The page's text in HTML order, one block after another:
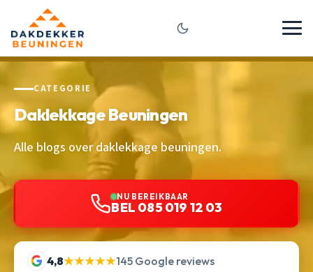
CATEGORIE
Daklekkage Beuningen
Alle blogs over daklekkage beuningen.
NU BEREIKBAAR
BEL 085 019 12 03
4,8★★★★★145 Google reviews